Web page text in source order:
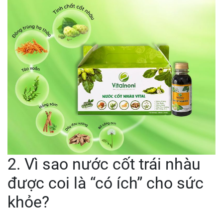
2. Vì sao nước cốt trái nhàu
được coi là “có ích” cho sức
khỏe?